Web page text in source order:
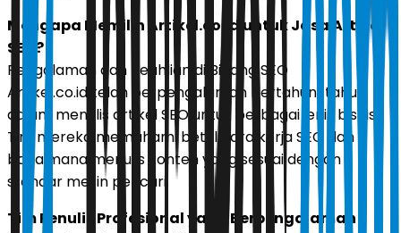
Mengapa Memilih Artikel.co.id untuk Jasa Artikel
SEO?
Pengalaman dan Keahlian di Bidang SEO
Artikel.co.id telah berpengalaman bertahun-tahun
dalam menulis artikel SEO untuk berbagai jenis bisnis.
Tim mereka memahami betul cara kerja SEO dan
bagaimana menulis konten yang sesuai dengan
standar mesin pencari.
Tim Penulis Profesional yang Berpengalaman